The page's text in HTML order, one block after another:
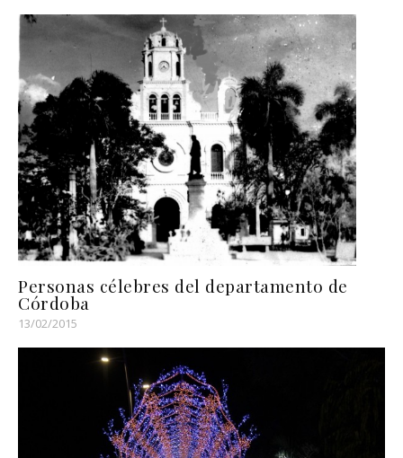
Personas célebres del departamento de
Córdoba
13/02/2015